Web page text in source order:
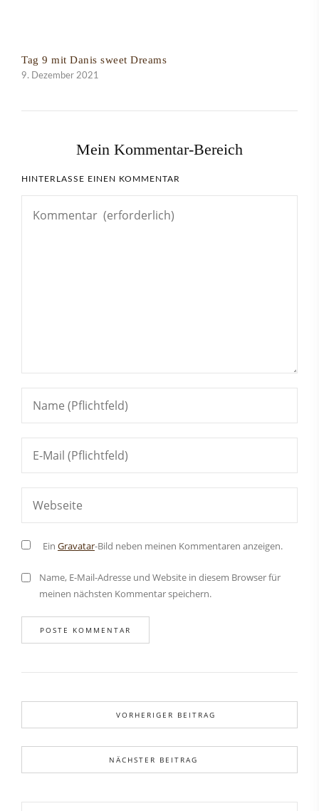
Tag 9 mit Danis sweet Dreams
9. Dezember 2021
Mein Kommentar-Bereich
HINTERLASSE EINEN KOMMENTAR
Ein Gravatar-Bild neben meinen Kommentaren anzeigen.
Name, E-Mail-Adresse und Website in diesem Browser für
meinen nächsten Kommentar speichern.
VORHERIGER BEITRAG
NÄCHSTER BEITRAG